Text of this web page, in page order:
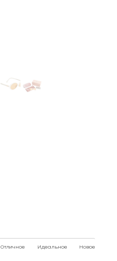
Отличное Идеальное Новое